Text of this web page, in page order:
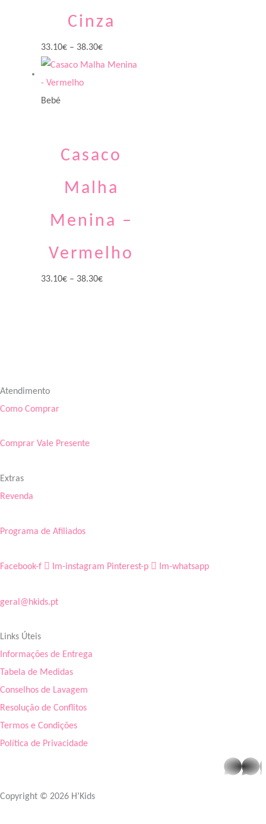
Cinza
33.10€ – 38.30€
Bebé
Casaco
Malha
Menina –
Vermelho
33.10€ – 38.30€
Atendimento
Como Comprar
Comprar Vale Presente
Extras
Revenda
Programa de Afiliados
Facebook-f Im-instagram Pinterest-p Im-whatsapp
geral@hkids.pt
Links Úteis
Informações de Entrega
Tabela de Medidas
Conselhos de Lavagem
Resolução de Conflitos
Termos e Condições
Política de Privacidade
Copyright © 2026 H’Kids
whatsapp